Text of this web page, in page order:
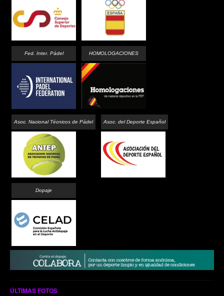
Fed. Inter. Pádel HOMOLOGACIONES
Asoc. Nacional Técnicos de Pádel Asoc. del Deporte Español
Dopaje
ÚLTIMAS FOTOS